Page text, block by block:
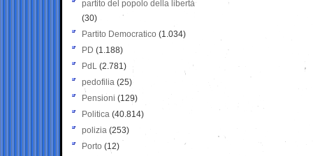
partito del popolo della libertà
(30)
Partito Democratico (1.034)
PD (1.188)
PdL (2.781)
pedofilia (25)
Pensioni (129)
Politica (40.814)
polizia (253)
Porto (12)